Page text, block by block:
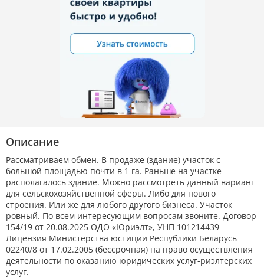
Описание
Рассматриваем обмен. В продаже (здание) участок с
большой площадью почти в 1 га. Раньше на участке
располагалось здание. Можно рассмотреть данный вариант
для сельскохозяйственной сферы. Либо для нового
строения. Или же для любого другого бизнеса. Участок
ровный. По всем интересующим вопросам звоните. Договор
154/19 от 20.08.2025 ОДО «Юриэлт», УНП 101214439
Лицензия Министерства юстиции Республики Беларусь
02240/8 от 17.02.2005 (бессрочная) на право осуществления
деятельности по оказанию юридических услуг-риэлтерских
услуг.